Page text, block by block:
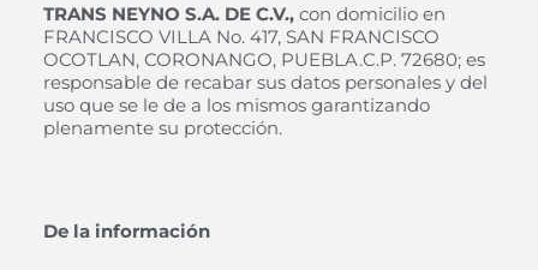
TRANS NEYNO S.A. DE C.V., con domicilio en
FRANCISCO VILLA No. 417, SAN FRANCISCO
OCOTLAN, CORONANGO, PUEBLA.C.P. 72680; es
responsable de recabar sus datos personales y del
uso que se le de a los mismos garantizando
plenamente su protección.
De la información